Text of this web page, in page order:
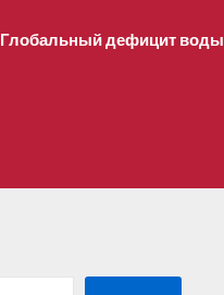
Глобальный дефицит воды